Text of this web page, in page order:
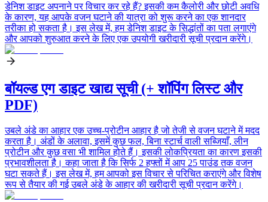
डेनिश डाइट अपनाने पर विचार कर रहे हैं? इसकी कम कैलोरी और छोटी अवधि
के कारण, यह आपके वजन घटाने की यात्रा को शुरू करने का एक शानदार
तरीका हो सकता है। इस लेख में, हम डेनिश डाइट के सिद्धांतों का पता लगाएंगे
और आपको शुरुआत करने के लिए एक उपयोगी खरीदारी सूची प्रदान करेंगे।
बॉयल्ड एग डाइट खाद्य सूची (+ शॉपिंग लिस्ट और
PDF)
उबले अंडे का आहार एक उच्च-प्रोटीन आहार है जो तेजी से वजन घटाने में मदद
करता है। अंडों के अलावा, इसमें कुछ फल, बिना स्टार्च वाली सब्जियाँ, लीन
प्रोटीन और कुछ वसा भी शामिल होते हैं। इसकी लोकप्रियता का कारण इसकी
प्रभावशीलता है। कहा जाता है कि सिर्फ 2 हफ्तों में आप 25 पाउंड तक वजन
घटा सकते हैं। इस लेख में, हम आपको इस विचार से परिचित कराएंगे और विशेष
रूप से तैयार की गई उबले अंडे के आहार की खरीदारी सूची प्रदान करेंगे।